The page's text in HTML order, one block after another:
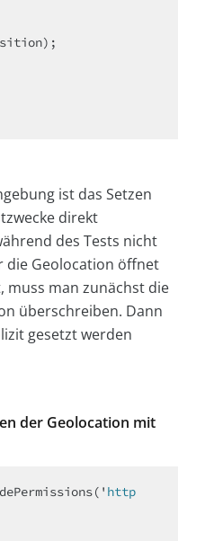
ist das Setzen
direkt
des Tests nicht
die Geolocation öffnet
muss man zunächst die
überschreiben. Dann
gesetzt werden
der Geolocation mit
http